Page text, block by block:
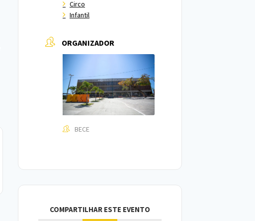
Circo
Infantil
ORGANIZADOR
BECE
COMPARTILHAR ESTE EVENTO